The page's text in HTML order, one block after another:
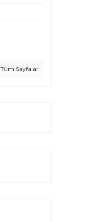
Tüm Sayfalar